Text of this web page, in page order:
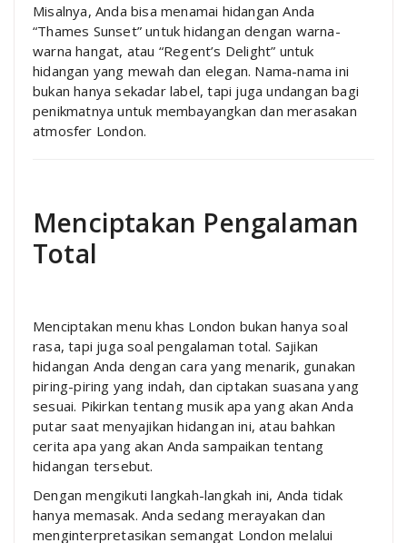
Misalnya, Anda bisa menamai hidangan Anda
“Thames Sunset” untuk hidangan dengan warna-
warna hangat, atau “Regent’s Delight” untuk
hidangan yang mewah dan elegan. Nama-nama ini
bukan hanya sekadar label, tapi juga undangan bagi
penikmatnya untuk membayangkan dan merasakan
atmosfer London.
Menciptakan Pengalaman
Total
Menciptakan menu khas London bukan hanya soal
rasa, tapi juga soal pengalaman total. Sajikan
hidangan Anda dengan cara yang menarik, gunakan
piring-piring yang indah, dan ciptakan suasana yang
sesuai. Pikirkan tentang musik apa yang akan Anda
putar saat menyajikan hidangan ini, atau bahkan
cerita apa yang akan Anda sampaikan tentang
hidangan tersebut.
Dengan mengikuti langkah-langkah ini, Anda tidak
hanya memasak. Anda sedang merayakan dan
menginterpretasikan semangat London melalui